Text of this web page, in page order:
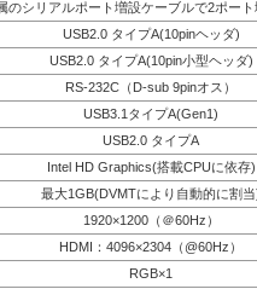
のシリアルポート増設ケーブルで2ポート
USB2.0 タイプA(10pinヘッダ)
USB2.0 タイプA(10pin小型ヘッダ)
RS-232C（D-sub 9pinオス）
USB3.1タイプA(Gen1)
USB2.0 タイプA
Intel HD Graphics(搭載CPUに依存)
最大1GB(DVMTにより自動的に割当
1920×1200（＠60Hz）
HDMI：4096×2304（@60Hz）
RGB×1